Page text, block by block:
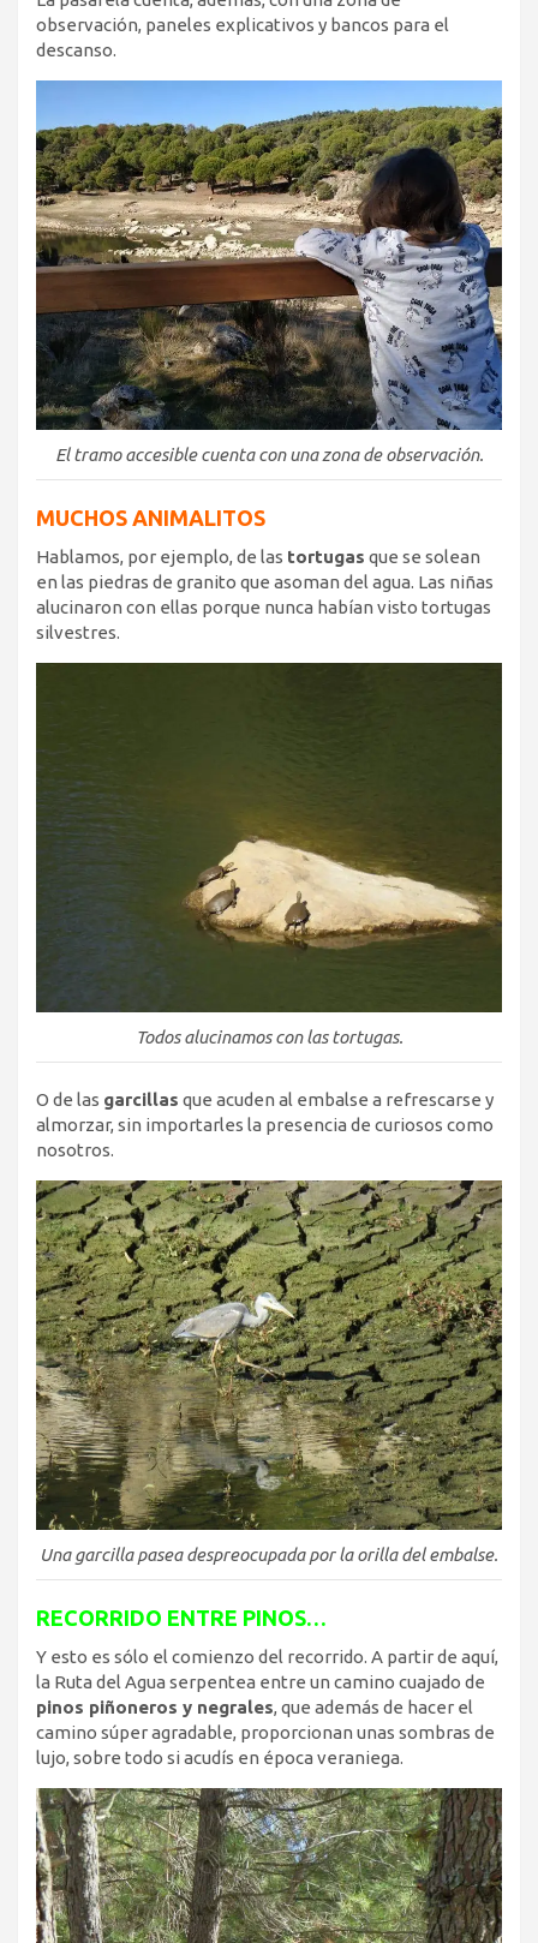
observación, paneles explicativos y bancos para el
descanso.
El tramo accesible cuenta con una zona de observación.
MUCHOS ANIMALITOS
Hablamos, por ejemplo, de las tortugas que se solean
en las piedras de granito que asoman del agua. Las niñas
alucinaron con ellas porque nunca habían visto tortugas
silvestres.
Todos alucinamos con las tortugas.
O de las garcillas que acuden al embalse a refrescarse y
almorzar, sin importarles la presencia de curiosos como
nosotros.
Una garcilla pasea despreocupada por la orilla del embalse.
RECORRIDO ENTRE PINOS…
Y esto es sólo el comienzo del recorrido. A partir de aquí,
la Ruta del Agua serpentea entre un camino cuajado de
pinos piñoneros y negrales, que además de hacer el
camino súper agradable, proporcionan unas sombras de
lujo, sobre todo si acudís en época veraniega.